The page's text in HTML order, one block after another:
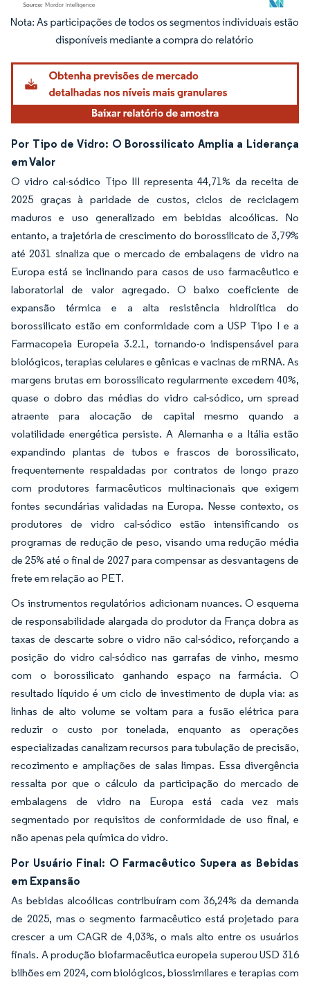
Imagem © Mordor Intelligence. O reuso requer atribuição conforme CC BY 4.0.
Por Tipo de Vidro: O Borossilicato Amplia a Liderança
em Valor
O vidro cal-sódico Tipo III representa 44,71% da receita de
2025 graças à paridade de custos, ciclos de reciclagem
maduros e uso generalizado em bebidas alcoólicas. No
entanto, a trajetória de crescimento do borossilicato de 3,79%
até 2031 sinaliza que o mercado de embalagens de vidro na
Europa está se inclinando para casos de uso farmacêutico e
laboratorial de valor agregado. O baixo coeficiente de
expansão térmica e a alta resistência hidrolítica do
borossilicato estão em conformidade com a USP Tipo I e a
Farmacopeia Europeia 3.2.1, tornando-o indispensável para
biológicos, terapias celulares e gênicas e vacinas de mRNA. As
margens brutas em borossilicato regularmente excedem 40%,
quase o dobro das médias do vidro cal-sódico, um spread
atraente para alocação de capital mesmo quando a
volatilidade energética persiste. A Alemanha e a Itália estão
expandindo plantas de tubos e frascos de borossilicato,
frequentemente respaldadas por contratos de longo prazo
com produtores farmacêuticos multinacionais que exigem
fontes secundárias validadas na Europa. Nesse contexto, os
produtores de vidro cal-sódico estão intensificando os
programas de redução de peso, visando uma redução média
de 25% até o final de 2027 para compensar as desvantagens de
frete em relação ao PET.
Os instrumentos regulatórios adicionam nuances. O esquema
de responsabilidade alargada do produtor da França dobra as
taxas de descarte sobre o vidro não cal-sódico, reforçando a
posição do vidro cal-sódico nas garrafas de vinho, mesmo
com o borossilicato ganhando espaço na farmácia. O
resultado líquido é um ciclo de investimento de dupla via: as
linhas de alto volume se voltam para a fusão elétrica para
reduzir o custo por tonelada, enquanto as operações
especializadas canalizam recursos para tubulação de precisão,
recozimento e ampliações de salas limpas. Essa divergência
ressalta por que o cálculo da participação do mercado de
embalagens de vidro na Europa está cada vez mais
segmentado por requisitos de conformidade de uso final, e
não apenas pela química do vidro.
Por Usuário Final: O Farmacêutico Supera as Bebidas
em Expansão
As bebidas alcoólicas contribuíram com 36,24% da demanda
de 2025, mas o segmento farmacêutico está projetado para
crescer a um CAGR de 4,03%, o mais alto entre os usuários
finais. A produção biofarmacêutica europeia superou USD 316
bilhões em 2024, com biológicos, biossimilares e terapias com